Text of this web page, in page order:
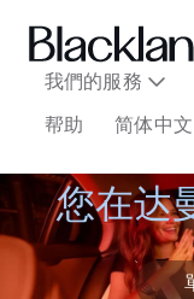
我們的服務
帮助
简体中文
您在达